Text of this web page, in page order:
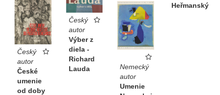
Heřmanský
Český
autor
Výber z
diela -
Richard
Lauda
Český
autor
České
umenie
od doby
Nemecký
autor
Umenie